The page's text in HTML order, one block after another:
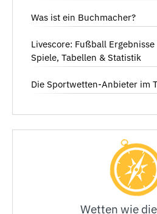
Was ist ein Buchmacher?
Livescore: Fußball
Spiele, Tabellen & Statistik
Die Sportwetten-Anbieter im
Wetten wie